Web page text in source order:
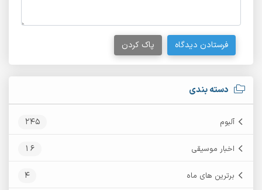
دسته بندی
آلبوم 245
اخبار موسیقی 16
برترین های ماه 4
فرستادن دیدگاه پاک کردن